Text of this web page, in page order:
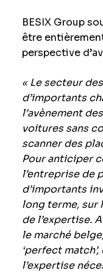
BESIX Group
être
perspective
« Le secteur
d’importants
l’avènement
voitures sans
scanner des
Pour anticiper
l’entreprise de
d’importants
long terme, sur
de l’expertise.
le marché
‘perfect
l’expertise